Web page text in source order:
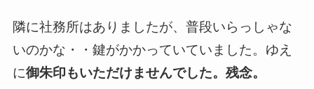
隣に社務所はありましたが、普段いらっしゃな
いのかな・・鍵がかかっていていました。ゆえ
に御朱印もいただけませんでした。残念。